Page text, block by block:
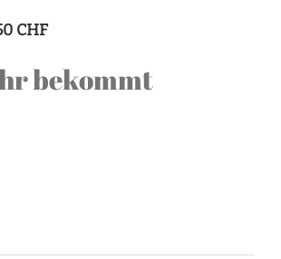
CHF
bekommt